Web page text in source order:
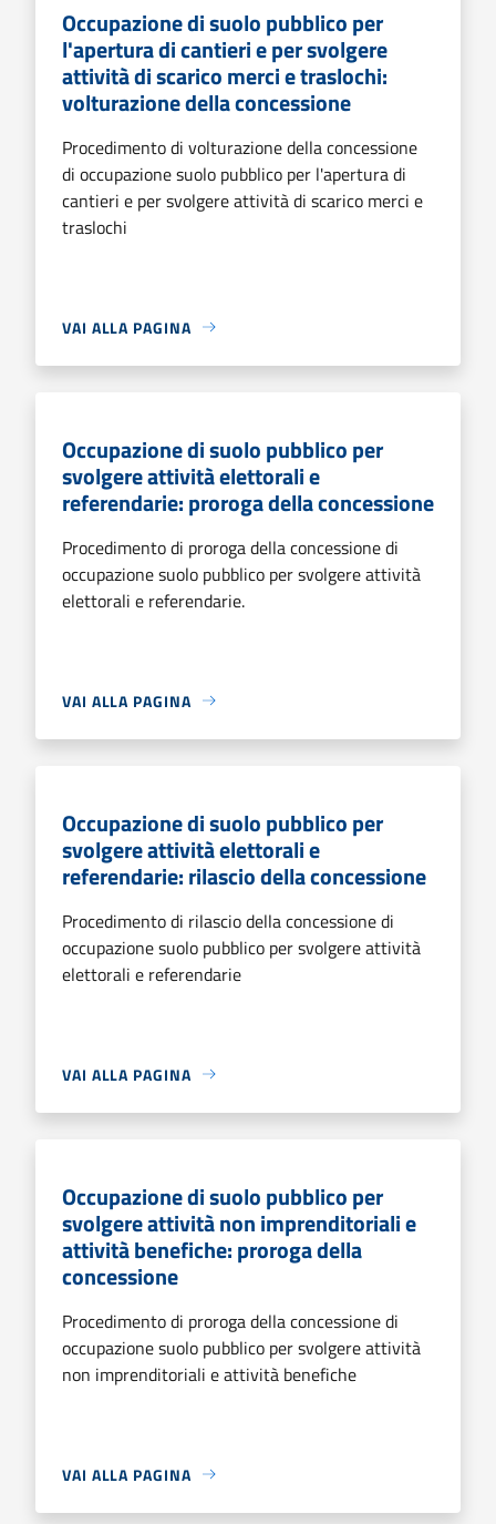
Occupazione di suolo pubblico per
l'apertura di cantieri e per svolgere
attività di scarico merci e traslochi:
volturazione della concessione
Procedimento di volturazione della concessione
di occupazione suolo pubblico per l'apertura di
cantieri e per svolgere attività di scarico merci e
traslochi
VAI ALLA PAGINA
Occupazione di suolo pubblico per
svolgere attività elettorali e
referendarie: proroga della concessione
Procedimento di proroga della concessione di
occupazione suolo pubblico per svolgere attività
elettorali e referendarie.
VAI ALLA PAGINA
Occupazione di suolo pubblico per
svolgere attività elettorali e
referendarie: rilascio della concessione
Procedimento di rilascio della concessione di
occupazione suolo pubblico per svolgere attività
elettorali e referendarie
VAI ALLA PAGINA
Occupazione di suolo pubblico per
svolgere attività non imprenditoriali e
attività benefiche: proroga della
concessione
Procedimento di proroga della concessione di
occupazione suolo pubblico per svolgere attività
non imprenditoriali e attività benefiche
VAI ALLA PAGINA